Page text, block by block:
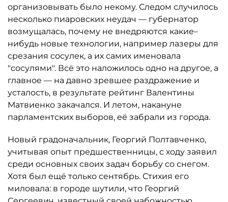
организовывать было некому. Следом случилось
несколько пиаровских неудач — губернатор
возмущалась, почему не внедряются какие–
нибудь новые технологии, например лазеры для
срезания сосулек, а их самих именовала
"сосулями". Всё это наложилось одно на другое, а
главное — на давно зревшее раздражение и
усталость, в результате рейтинг Валентины
Матвиенко закачался. И летом, накануне
парламентских выборов, её забрали из города.
Новый градоначальник, Георгий Полтавченко,
учитывая опыт предшественницы, с ходу заявил
среди основных своих задач борьбу со снегом.
Хотя был ещё только сентябрь. Стихия его
миловала: в городе шутили, что Георгий